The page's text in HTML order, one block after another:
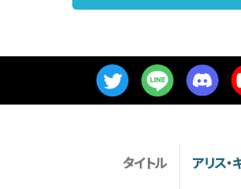
タイトル
アリス・